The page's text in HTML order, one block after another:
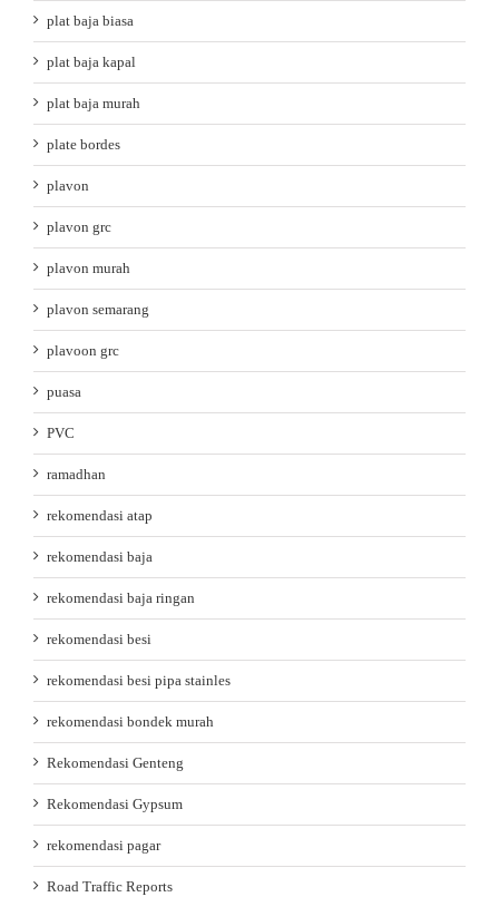
plat baja biasa
plat baja kapal
plat baja murah
plate bordes
plavon
plavon grc
plavon murah
plavon semarang
plavoon grc
puasa
PVC
ramadhan
rekomendasi atap
rekomendasi baja
rekomendasi baja ringan
rekomendasi besi
rekomendasi besi pipa stainles
rekomendasi bondek murah
Rekomendasi Genteng
Rekomendasi Gypsum
rekomendasi pagar
Road Traffic Reports